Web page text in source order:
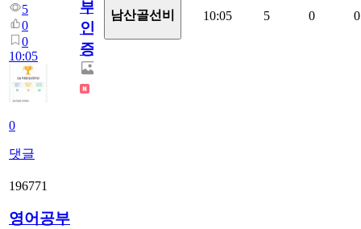
5
0
0
10:05
0
댓글
부
인
증
남산골선비 10:05 5 0 0
196771
영어공부